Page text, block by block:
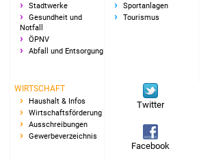
Fachteam Jugend
Kinder- und
Stadtwerke
Suenergie
Stadtwerke
Gesundheit und
Notfall
ÖPNV
Abfall und Entsorgung
Sportanlagen
Tourismus
WIRTSCHAFT
Haushalt & Infos
Wirtschaftsförderung
Ausschreibungen
Gewerbeverzeichnis
Twitter
Facebook